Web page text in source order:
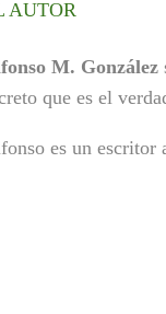
AUTOR
M. González
que es el
es un escritor